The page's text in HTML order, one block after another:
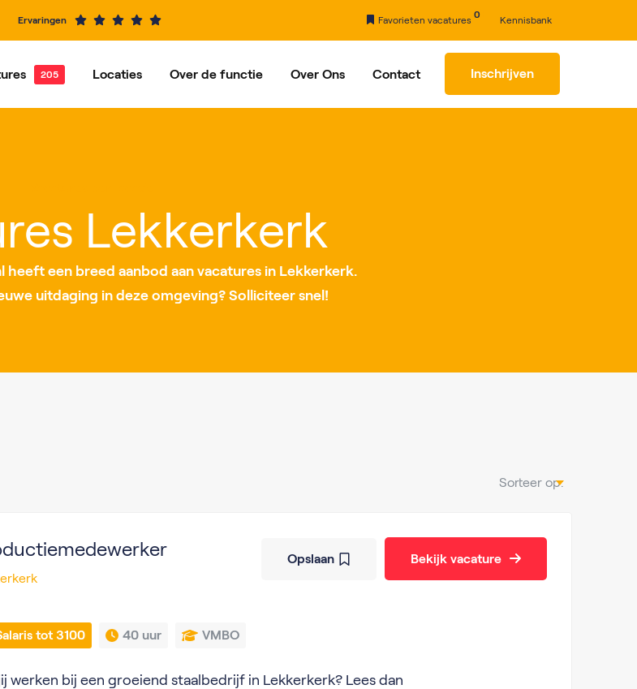
Ervaringen Favorieten vacatures
0
Kennisbank
Locaties
Nieuwegein
Over de functie Over Ons Contact Inschrijven
Lekkerkerk
heeft een breed aanbod aan vacatures in Lekkerkerk.
uitdaging in deze omgeving? Solliciteer snel!
Sorteer op:
tot 3100 40 uur VMBO
werken bij een groeiend staalbedrijf in Lekkerkerk? Lees dan
Opslaan Bekijk vacature